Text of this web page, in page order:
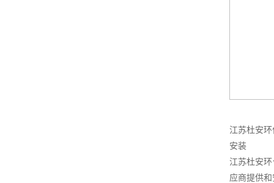
江苏杜安
安装
江苏杜安
应商提供